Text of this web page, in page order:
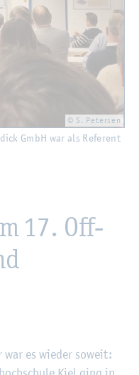
© S. Pe­ter­sen
GmbH war als Re­fe­rent
17. Off­
war es wie­der so­weit:
Kiel